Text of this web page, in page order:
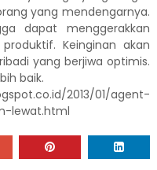
yang mendengarnya.
dapat menggerakkan
Keinginan akan
yang berjiwa optimis.
baik.
2013/01/agent-
lewat.html